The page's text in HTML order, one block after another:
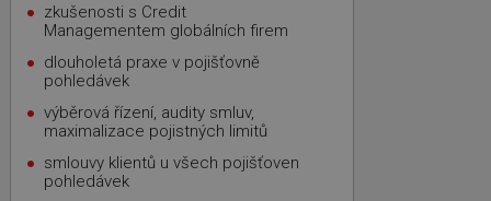
zkušenosti s Credit
Managementem globálních firem
dlouholetá praxe v pojišťovně
pohledávek
výběrová řízení, audity smluv,
maximalizace pojistných limitů
smlouvy klientů u všech pojišťoven
pohledávek